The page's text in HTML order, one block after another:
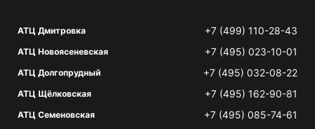
АТЦ Дмитровка +7 (499) 110-28-43
АТЦ Новоясеневская +7 (495) 023-10-01
АТЦ Долгопрудный +7 (495) 032-08-22
АТЦ Щёлковская +7 (495) 162-90-81
АТЦ Семеновская +7 (495) 085-74-61